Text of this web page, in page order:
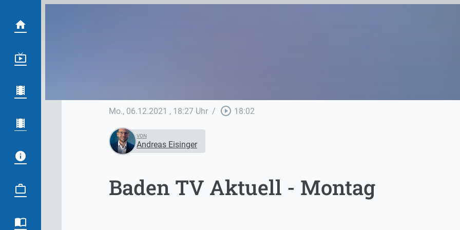
Mo., 06.12.2021 , 18:27 Uhr / play_circle_outline 18:02
VON
Andreas Eisinger
Baden TV Aktuell - Montag